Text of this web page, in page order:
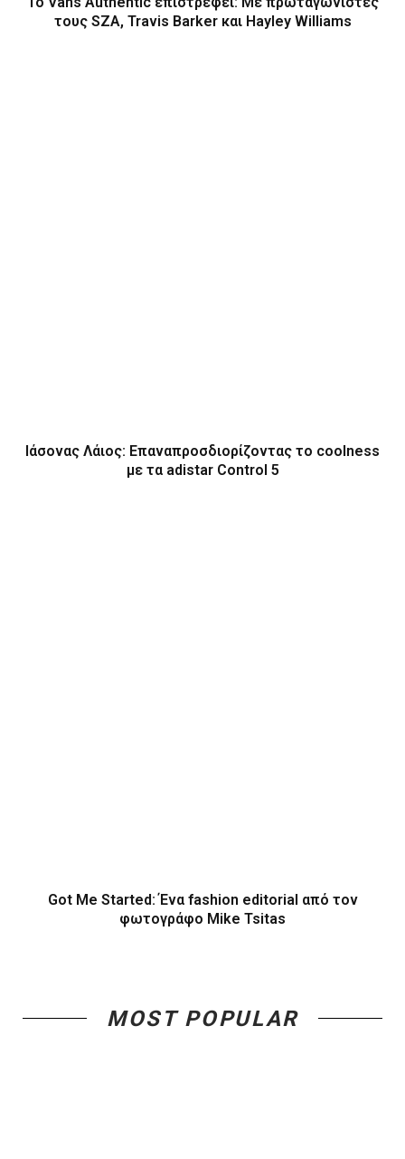
τους SZA, Travis Barker και Hayley Williams
Ιάσονας Λάιος: Επαναπροσδιορίζοντας το coolness
με τα adistar Control 5
Got Me Started: Ένα fashion editorial από τον
φωτογράφο Mike Tsitas
MOST POPULAR